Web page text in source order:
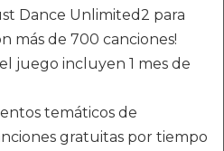
Dance Unlimited2 para
más de 700 canciones!
juego incluyen 1 mes de
temáticos de
gratuitas por tiempo